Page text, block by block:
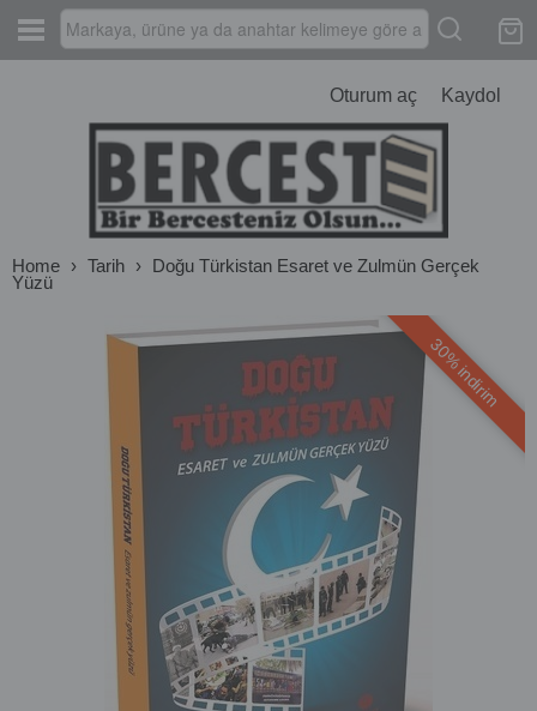
Oturum aç Kaydol
Home › Tarih › Doğu Türkistan Esaret ve Zulmün Gerçek
Yüzü
30% indirim